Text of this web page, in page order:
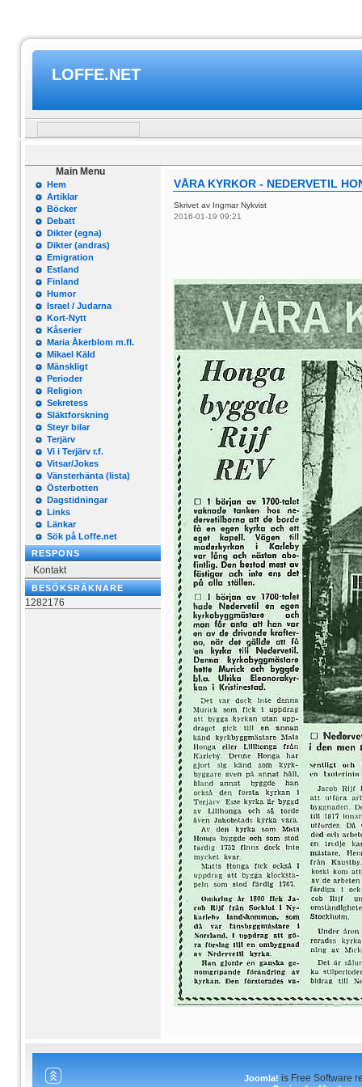
LOFFE.NET
Main Menu
Hem
Artiklar
Böcker
Debatt
Dikter (egna)
Dikter (andras)
Emigration
Estland
Finland
Humor
Israel / Judarna
Kort-Nytt
Kåserier
Maria Åkerblom m.fl.
Mikael Käld
Mänskligt
Perioder
Religion
Sekretess
Släktforskning
Steyr bilar
Terjärv
Vi i Terjärv r.f.
Vitsar/Jokes
Vänsterhänta (lista)
Österbotten
Dagstidningar
Links
Länkar
Sök på Loffe.net
RESPONS
Kontakt
BESÖKSRÄKNARE
1282176
VÅRA KYRKOR - NEDERVETIL
Skrivet av Ingmar Nykvist
2016-01-19 09:21
Joomla! is Free Software